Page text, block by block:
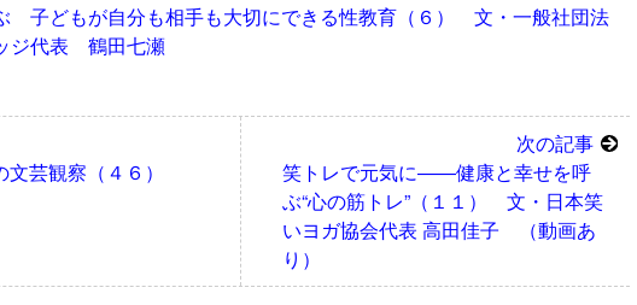
子どもが自分も相手も大切にできる性教育（６） 文・一般社団法
ジ代表 鶴田七瀬
芸観察（４６）
次の記事
笑トレで元気に――健康と幸せを呼
ぶ“心の筋トレ”（１１） 文・日本笑
いヨガ協会代表 高田佳子 （動画あ
り）